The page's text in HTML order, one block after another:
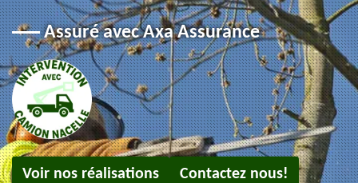
Assuré avec Axa Assurance
Voir nos réalisations Contactez nous!